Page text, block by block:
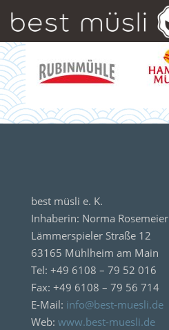
best müsli e. K.
Inhaberin: Norma Rosemeier
Lämmerspieler Straße 12
63165 Mühlheim am Main
Tel: +49 6108 – 79 52 016
Fax: +49 6108 – 79 56 714
E-Mail: info@best-muesli.de
Web: www.best-muesli.de